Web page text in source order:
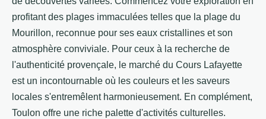
profitant des plages immaculées telles que la plage du
Mourillon, reconnue pour ses eaux cristallines et son
atmosphère conviviale. Pour ceux à la recherche de
l'authenticité provençale, le marché du Cours Lafayette
est un incontournable où les couleurs et les saveurs
locales s'entremêlent harmonieusement. En complément,
Toulon offre une riche palette d'activités culturelles.